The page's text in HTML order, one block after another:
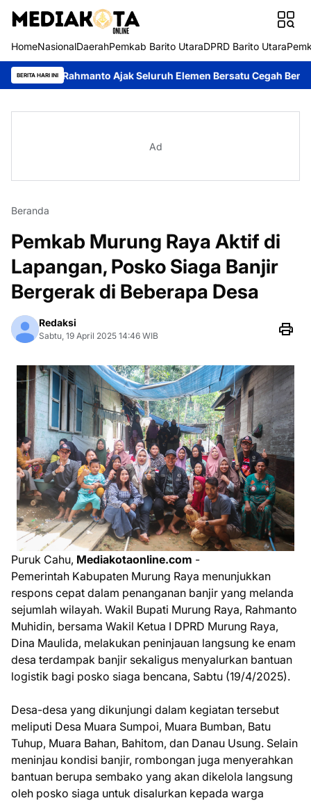
HomeNasionalDaerahPemkab Barito UtaraDPRD Barito Utara
BERITA HARI INIAjak Seluruh Elemen Bersatu Cegah Bencana Perkuat
Ad
Beranda
Pemkab Murung Raya Aktif di
Lapangan, Posko Siaga Banjir
Bergerak di Beberapa Desa
Redaksi
Sabtu, 19 April 2025 14:46 WIB
Puruk Cahu, Mediakotaonline.com -
Pemerintah Kabupaten Murung Raya menunjukkan
respons cepat dalam penanganan banjir yang melanda
sejumlah wilayah. Wakil Bupati Murung Raya, Rahmanto
Muhidin, bersama Wakil Ketua I DPRD Murung Raya,
Dina Maulida, melakukan peninjauan langsung ke enam
desa terdampak banjir sekaligus menyalurkan bantuan
logistik bagi posko siaga bencana, Sabtu (19/4/2025).
Desa-desa yang dikunjungi dalam kegiatan tersebut
meliputi Desa Muara Sumpoi, Muara Bumban, Batu
Tuhup, Muara Bahan, Bahitom, dan Danau Usung. Selain
meninjau kondisi banjir, rombongan juga menyerahkan
bantuan berupa sembako yang akan dikelola langsung
oleh posko siaga untuk disalurkan kepada warga